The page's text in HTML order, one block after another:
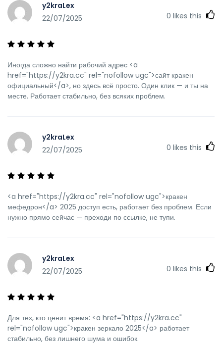
y2kraLex
22/07/2025
0 likes this
Иногда сложно найти рабочий адрес <a
href="https://y2kra.cc" rel="nofollow ugc">сайт кракен
официальный</a>, но здесь всё просто. Один клик — и ты на
месте. Работает стабильно, без всяких проблем.
y2kraLex
22/07/2025
0 likes this
<a href="https://y2kra.cc" rel="nofollow ugc">кракен
мефедрон</a> 2025 доступ есть, работает без проблем. Если
нужно прямо сейчас — преходи по ссылке, не тупи.
y2kraLex
22/07/2025
0 likes this
Для тех, кто ценит время: <a href="https://y2kra.cc"
rel="nofollow ugc">кракен зеркало 2025</a> работает
стабильно, без лишнего шума и ошибок.